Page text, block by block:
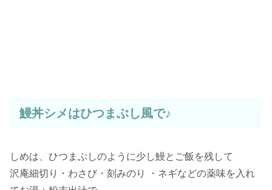
鰻丼シメはひつまぶし風で♪
しめは、ひつまぶしのように少し鰻とご飯を残して
沢庵細切り・わさび・刻みのり ・ネギなどの薬味を入れ